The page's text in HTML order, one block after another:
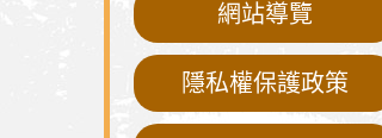
網站導覽
隱私權保護政策